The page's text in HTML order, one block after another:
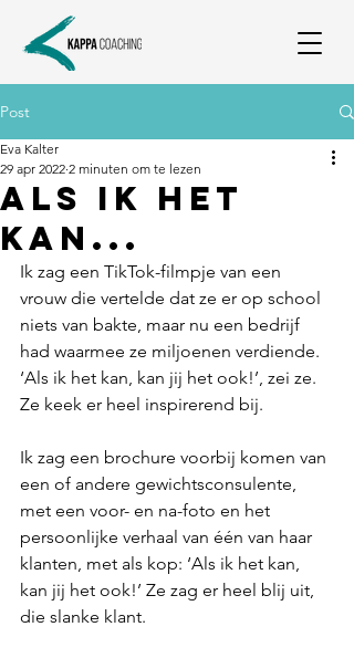
Post
Als ik het
kan...
Eva Kalter
29 apr 2022 2 minuten om te lezen
Ik zag een TikTok-filmpje van een
vrouw die vertelde dat ze er op school
niets van bakte, maar nu een bedrijf
had waarmee ze miljoenen verdiende.
‘Als ik het kan, kan jij het ook!’, zei ze.
Ze keek er heel inspirerend bij.
Ik zag een brochure voorbij komen van
een of andere gewichtsconsulente,
met een voor- en na-foto en het
persoonlijke verhaal van één van haar
klanten, met als kop: ‘Als ik het kan,
kan jij het ook!’ Ze zag er heel blij uit,
die slanke klant.